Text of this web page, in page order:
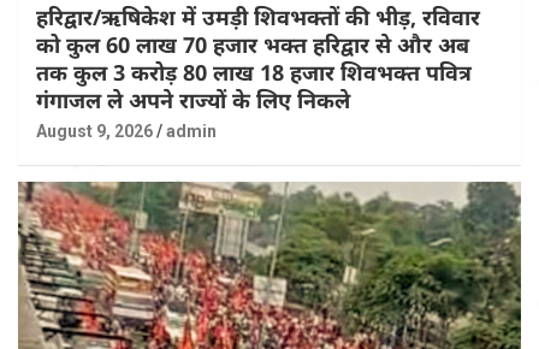
हरिद्वार/ऋषिकेश में उमड़ी शिवभक्तों की भीड़, रविवार
को कुल 60 लाख 70 हजार भक्त हरिद्वार से और अब
तक कुल 3 करोड़ 80 लाख 18 हजार शिवभक्त पवित्र
गंगाजल ले अपने राज्यों के लिए निकले
August 9, 2026 admin